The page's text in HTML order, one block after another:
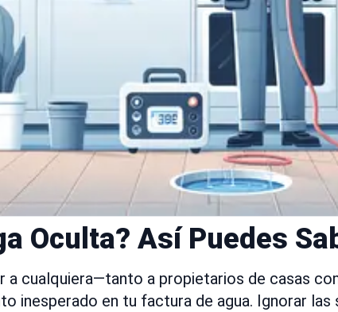
Oculta? Así Puedes
a cualquiera—tanto a propietarios de casas
inesperado en tu factura de agua. Ignorar